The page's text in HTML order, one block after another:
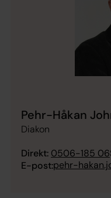
Pehr-Håkan
Diakon
Direkt: 0506-185 06
E-post:pehr-